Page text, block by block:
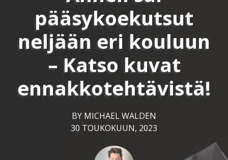
pääsykoekutsut
neljään eri kouluun
– Katso kuvat
ennakko­tehtävistä!
BY MICHAEL WALDEN
30 TOUKOKUUN, 2023